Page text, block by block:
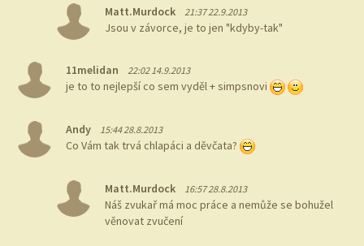
Matt.Murdock 21:37 22.9.2013
Jsou v závorce, je to jen "kdyby-tak"
11melidan 22:02 14.9.2013
je to to nejlepší co sem vyděl + simpsnovi
Andy 15:44 28.8.2013
Co Vám tak trvá chlapáci a děvčata?
Matt.Murdock 16:57 28.8.2013
Náš zvukař má moc práce a nemůže se bohužel
věnovat zvučení